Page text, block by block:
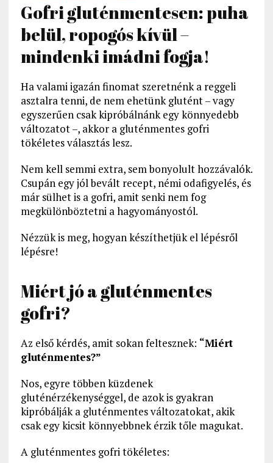
Gofri gluténmentesen: puha
belül, ropogós kívül –
mindenki imádni fogja!
Ha valami igazán finomat szeretnénk a reggeli
asztalra tenni, de nem ehetünk glutént – vagy
egyszerűen csak kipróbálnánk egy könnyedebb
változatot –, akkor a gluténmentes gofri
tökéletes választás lesz.
Nem kell semmi extra, sem bonyolult hozzávalók.
Csupán egy jól bevált recept, némi odafigyelés, és
már sülhet is a gofri, amit senki nem fog
megkülönböztetni a hagyományostól.
Nézzük is meg, hogyan készíthetjük el lépésről
lépésre!
Miért jó a gluténmentes
gofri?
Az első kérdés, amit sokan feltesznek: “Miért
gluténmentes?”
Nos, egyre többen küzdenek
gluténérzékenységgel, de azok is gyakran
kipróbálják a gluténmentes változatokat, akik
csak egy kicsit könnyebbnek érzik tőle magukat.
A gluténmentes gofri tökéletes: